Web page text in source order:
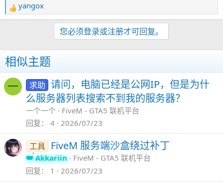
反
馈
yangox
您必须登录或注册才可回复。
相似主题
一 求助 请问，电脑已经是公网IP，但是为什
么服务器列表搜索不到我的服务器？
一个一个
FiveM - GTA5 联机平台
回复
4 2026/07/23
工具 FiveM 服务端沙盒绕过补丁
Akkariin
FiveM - GTA5 联机平台
回复
1 2026/07/23